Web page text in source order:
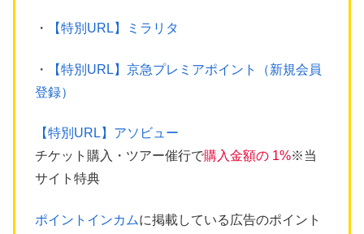
・ 【特別URL】ミラリタ
・
【特別URL】京急プレミアポイント（新規会員
登録）
【特別URL】アソビュー
チケット購入・ツアー催行で購入金額の 1%※当
サイト特典
ポイントインカムに掲載している広告のポイント